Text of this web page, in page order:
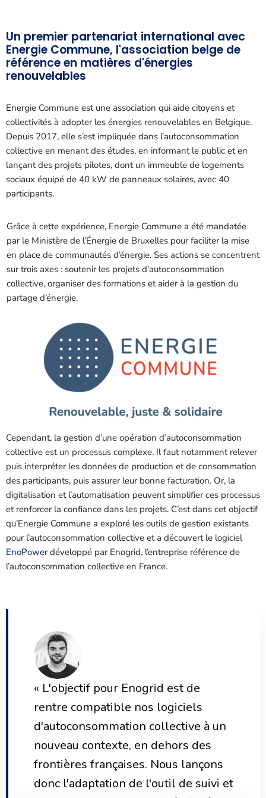
Un premier partenariat international avec
Energie Commune, l'association belge de
référence en matières d'énergies
renouvelables
Energie Commune est une association qui aide citoyens et
collectivités à adopter les énergies renouvelables en Belgique.
Depuis 2017, elle s’est impliquée dans l’autoconsommation
collective en menant des études, en informant le public et en
lançant des projets pilotes, dont un immeuble de logements
sociaux équipé de 40 kW de panneaux solaires, avec 40
participants.
Grâce à cette expérience, Energie Commune a été mandatée
par le Ministère de l’Énergie de Bruxelles pour faciliter la mise
en place de communautés d’énergie. Ses actions se concentrent
sur trois axes : soutenir les projets d’autoconsommation
collective, organiser des formations et aider à la gestion du
partage d’énergie.
Cependant, la gestion d’une opération d’autoconsommation
collective est un processus complexe. Il faut notamment relever
puis interpréter les données de production et de consommation
des participants, puis assurer leur bonne facturation. Or, la
digitalisation et l’automatisation peuvent simplifier ces processus
et renforcer la confiance dans les projets. C’est dans cet objectif
qu’Energie Commune a exploré les outils de gestion existants
pour l’autoconsommation collective et a découvert le logiciel
EnoPowerdéveloppé par Enogrid, l’entreprise référence de
l’autoconsommation collective en France.
« L'objectif pour Enogrid est de
rentre compatible nos logiciels
d'autoconsommation collective à un
nouveau contexte, en dehors des
frontières françaises. Nous lançons
donc l'adaptation de l'outil de suivi et